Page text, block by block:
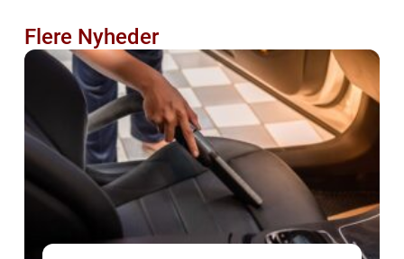
Flere Nyheder